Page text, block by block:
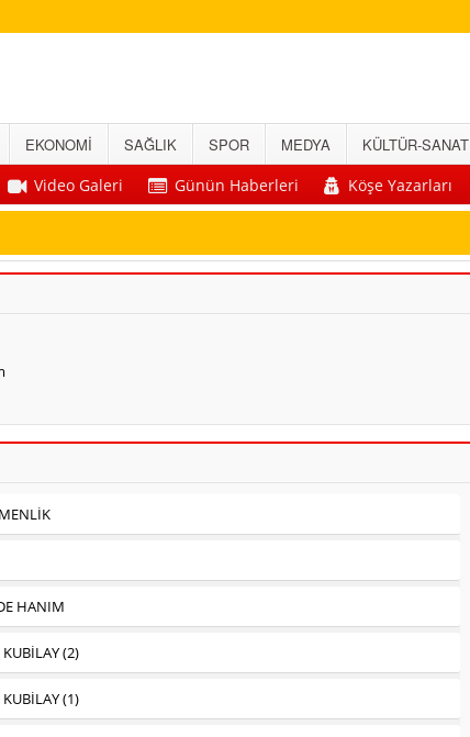
EKONOMİ SAĞLIK SPOR MEDYA KÜLTÜR-SANAT
Video Galeri Günün Haberleri Köşe Yazarları
HANIM
(2)
(1)